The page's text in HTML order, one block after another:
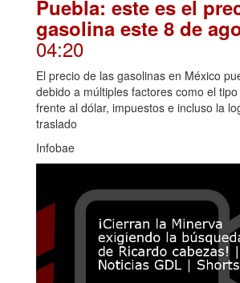
Puebla: este es el
gasolina este 8 de
04:20
El precio de las gasolinas en México
debido a múltiples factores como el
frente al dólar, impuestos e incluso la
traslado
Infobae